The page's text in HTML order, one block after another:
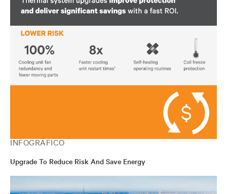
INFOGRÁFICO
Upgrade To Reduce Risk And Save Energy